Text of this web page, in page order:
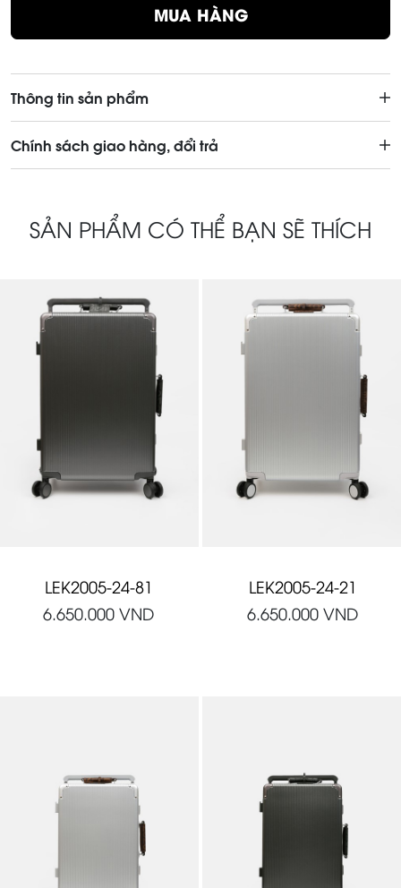
MUA HÀNG
Thông tin sản phẩm
Chính sách giao hàng, đổi trả
SẢN PHẨM CÓ THỂ BẠN SẼ THÍCH
LEK2005-24-81
6.650.000 VND
LEK2005-24-21
6.650.000 VND